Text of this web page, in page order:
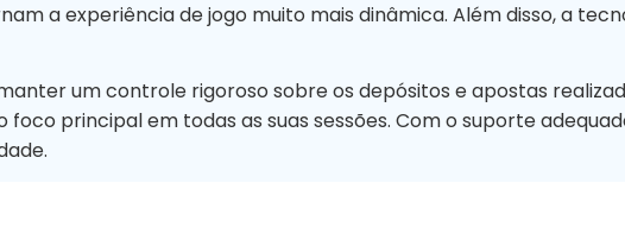
(Dekubitus)
Wunden
Termin Buchen
a experiência de jogo muito mais dinâmica. Além disso, a
um controle rigoroso sobre os depósitos e apostas
principal em todas as suas sessões. Com o suporte